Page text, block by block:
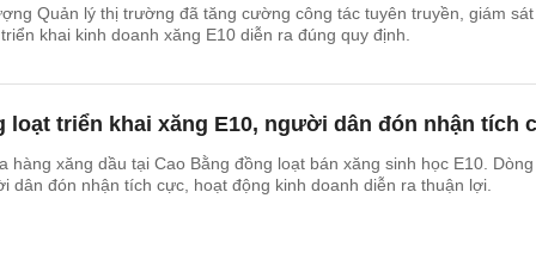
Quản lý thị trường đã tăng cường công tác tuyên truyền, giám sát
nhằm bảo đảm việc triển khai kinh doanh xăng E10 diễn ra đúng quy định.
loạt triển khai xăng E10, người dân đón nhận tích
hàng xăng dầu tại Cao Bằng đồng loạt bán xăng sinh học E10. Dòng
dân đón nhận tích cực, hoạt động kinh doanh diễn ra thuận lợi.